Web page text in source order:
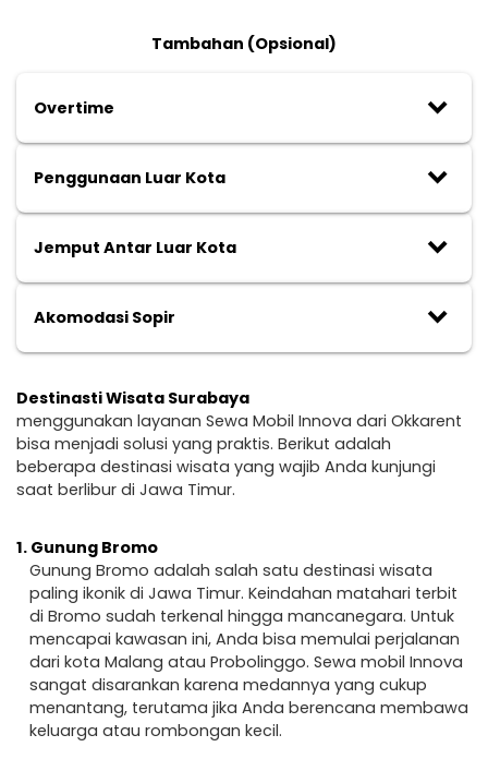
Tambahan (Opsional)
Overtime keyboard_arrow_down
Penggunaan Luar Kota keyboard_arrow_down
Jemput Antar Luar Kota keyboard_arrow_down
Akomodasi Sopir keyboard_arrow_down
Destinasti Wisata Surabaya
menggunakan layanan Sewa Mobil Innova dari Okkarent
bisa menjadi solusi yang praktis. Berikut adalah
beberapa destinasi wisata yang wajib Anda kunjungi
saat berlibur di Jawa Timur.
1. Gunung Bromo
Gunung Bromo adalah salah satu destinasi wisata
paling ikonik di Jawa Timur. Keindahan matahari terbit
di Bromo sudah terkenal hingga mancanegara. Untuk
mencapai kawasan ini, Anda bisa memulai perjalanan
dari kota Malang atau Probolinggo. Sewa mobil Innova
sangat disarankan karena medannya yang cukup
menantang, terutama jika Anda berencana membawa
keluarga atau rombongan kecil.